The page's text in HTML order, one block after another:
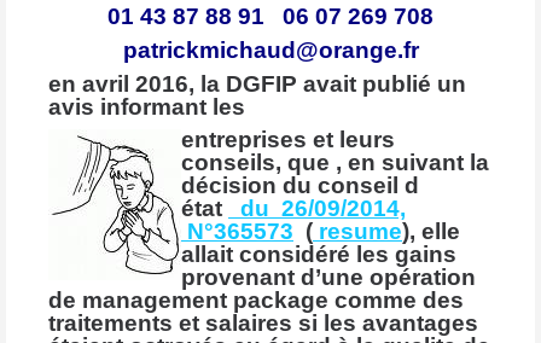
01 43 87 88 91 06 07 269 708
patrickmichaud@orange.fr
en avril 2016, la DGFIP avait publié un
avis informant les
entreprises et leurs
conseils, que , en suivant la
décision du conseil d
état
du 26/09/2014,
N°365573 ( resume), elle
allait considéré les gains
provenant d’une opération
de management package comme des
traitements et salaires si les avantages